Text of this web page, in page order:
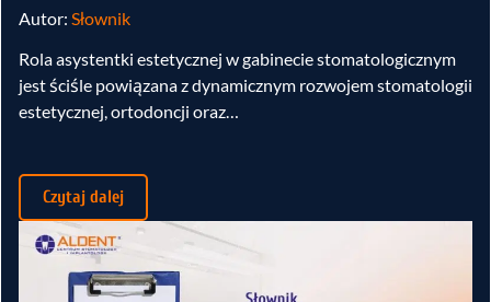
Autor: Słownik
Rola asystentki estetycznej w gabinecie stomatologicznym
jest ściśle powiązana z dynamicznym rozwojem stomatologii
estetycznej, ortodoncji oraz…
Czytaj dalej